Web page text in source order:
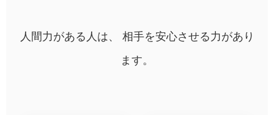
人間力がある人は、 相手を安心させる力があり
ます。